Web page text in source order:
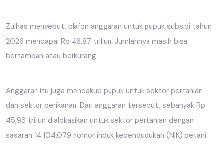
Zulhas menyebut, plafon anggaran untuk pupuk subsidi tahun
2026 mencapai Rp 46,87 triliun. Jumlahnya masih bisa
bertambah atau berkurang.
Anggaran itu juga mencakup pupuk untuk sektor pertanian
dan sektor perikanan. Dari anggaran tersebut, sebanyak Rp
45,93 triliun dialokasikan untuk sektor pertanian dengan
sasaran 14.104.079 nomor induk kependudukan (NIK) petani